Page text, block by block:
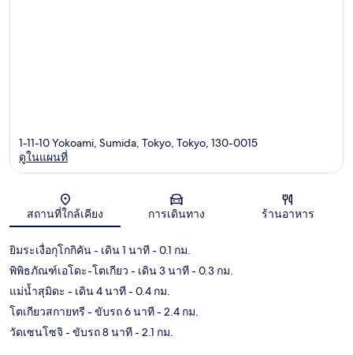
แผนที่
1-11-10 Yokoami, Sumida, Tokyo, Tokyo, 130-0015
ดูในแผนที่
สถานที่ใกล้เคียง การเดินทาง ร้านอาหาร
ยิมระเงื่อกุโกกิคัน- เดิน 1 นาที- 0.1 กม.
พิพิธภัณฑ์เอโดะ-โตเกียว - เดิน 3 นาที- 0.3 กม.
แม่น้ำสุมิดะ - เดิน 4 นาที- 0.4 กม.
โตเกียวสกายทรี - ขับรถ 6 นาที- 2.4 กม.
วัดเซนโซจิ - ขับรถ 8 นาที- 2.1 กม.